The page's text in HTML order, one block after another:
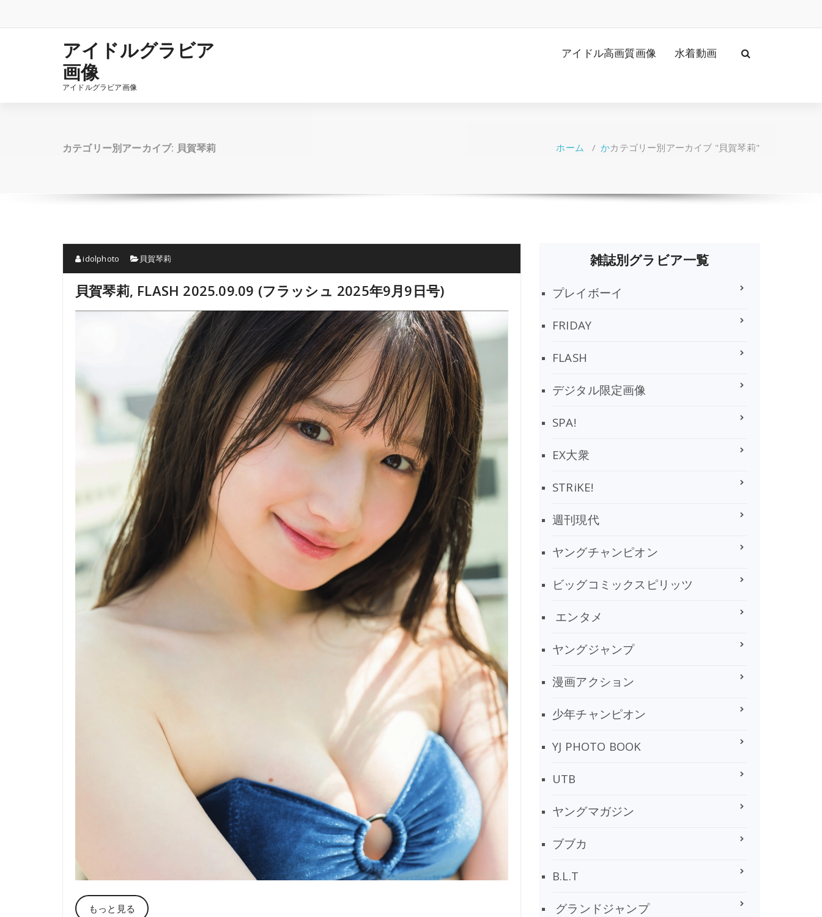
テ
アイドルグラビア
画像
アイドルグラビア画像
アイドル高画質画像 水着動画
カテゴリー別アーカイブ: 貝賀琴莉 ホーム /かカテゴリー別アーカイブ "貝賀琴莉"
idolphoto 貝賀琴莉
貝賀琴莉, FLASH 2025.09.09 (フラッシュ 2025年9月9日号)
もっと見る
雑誌別グラビア一覧
プレイボーイ
FRIDAY
FLASH
デジタル限定画像
SPA!
EX大衆
STRiKE!
週刊現代
ヤングチャンピオン
ビッグコミックスピリッツ
エンタメ
ヤングジャンプ
漫画アクション
少年チャンピオン
YJ PHOTO BOOK
UTB
ヤングマガジン
ブブカ
B.L.T
グランドジャンプ